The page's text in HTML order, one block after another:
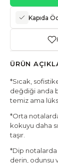
Kapıda
ÜRÜN
*Sıcak,
değdiği anda
temiz ama
*Orta
kokuyu daha
taşır.
*Dip notalarda
derin, odunsu